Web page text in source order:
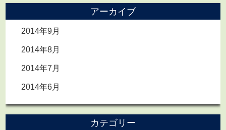
アーカイブ
2014年9月
2014年8月
2014年7月
2014年6月
カテゴリー